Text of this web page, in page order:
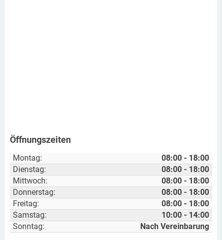
Öffnungszeiten
Montag:
08:00 - 18:00
Dienstag:
08:00 - 18:00
Mittwoch:
08:00 - 18:00
Donnerstag:
08:00 - 18:00
Freitag:
08:00 - 18:00
Samstag:
10:00 - 14:00
Sonntag:
Nach Vereinbarung